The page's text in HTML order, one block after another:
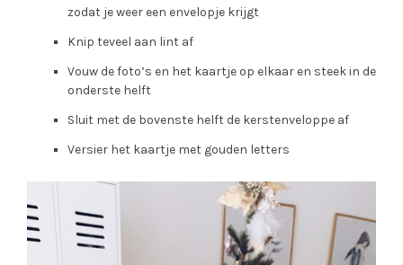
zodat je weer een envelopje krijgt
Knip teveel aan lint af
Vouw de foto’s en het kaartje op elkaar en steek in de
onderste helft
Sluit met de bovenste helft de kerstenveloppe af
Versier het kaartje met gouden letters